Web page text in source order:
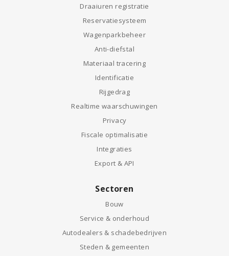
Draaiuren registratie
Reservatiesysteem
Wagenparkbeheer
Anti-diefstal
Materiaal tracering
Identificatie
Rijgedrag
Realtime waarschuwingen
Privacy
Fiscale optimalisatie
Integraties
Export & API
Sectoren
Bouw
Service & onderhoud
Autodealers & schadebedrijven
Steden & gemeenten